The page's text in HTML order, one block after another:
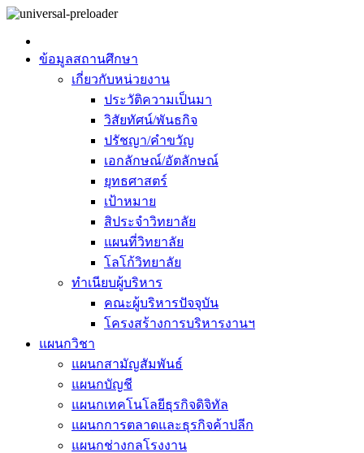
ข้อมูลสถานศึกษา
เกี่ยวกับหน่วยงาน
ประวัติความเป็นมา
วิสัยทัศน์/พันธกิจ
ปรัชญา/คำขวัญ
เอกลักษณ์/อัตลักษณ์
ยุทธศาสตร์
เป้าหมาย
สิประจำวิทยาลัย
แผนที่วิทยาลัย
โลโก้วิทยาลัย
ทำเนียบผู้บริหาร
คณะผู้บริหารปัจจุบัน
โครงสร้างการบริหารงานฯ
แผนกวิชา
แผนกสามัญสัมพันธ์
แผนกบัญชี
แผนกเทคโนโลยีธุรกิจดิจิทัล
แผนกการตลาดและธุรกิจค้าปลีก
แผนกช่างกลโรงงาน